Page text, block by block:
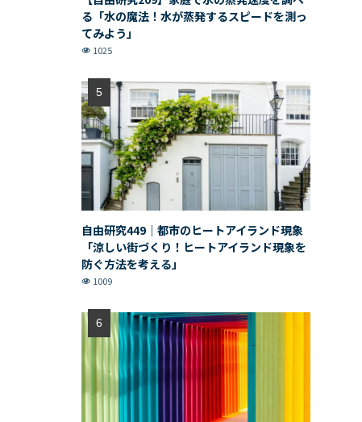
る「水の魔法！水が蒸発するスピードを測っ
てみよう」
1025
自由研究449｜都市のヒートアイランド現象
「涼しい街づくり！ヒートアイランド現象を
防ぐ方法を考える」
1009